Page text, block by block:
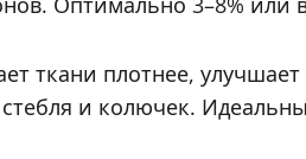
ткани плотнее,
стебля и колючек.